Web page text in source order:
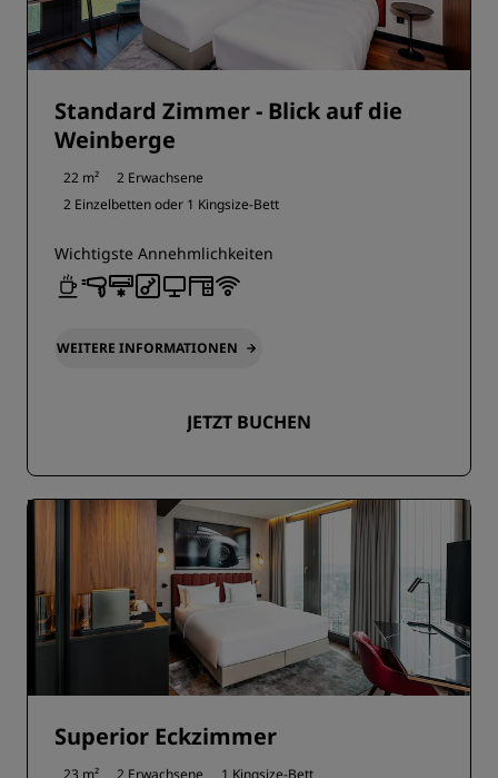
Standard Zimmer - Blick auf die
Weinberge
22 m²
2 Erwachsene
2 Einzelbetten oder 1 Kingsize-Bett
Wichtigste Annehmlichkeiten
WEITERE INFORMATIONEN
JETZT BUCHEN
Superior Eckzimmer
23 m² 2 Erwachsene 1 Kingsize-Bett